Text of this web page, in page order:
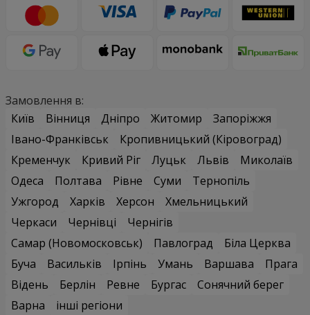
Замовлення в:
Київ
Вінниця Дніпро Житомир
Запоріжжя
Івано-Франківськ
Кропивницький (Кіровоград)
Кременчук
Кривий Ріг Луцьк Львів
Миколаїв
Одеса
Полтава Рівне Суми
Тернопіль
Ужгород
Харків Херсон
Хмельницький
Черкаси
Чернівці
Чернігів
Самар (Новомосковськ)
Павлоград
Біла Церква
Буча
Васильків Ірпінь Умань Варшава
Прага
Відень
Берлін Ревне Бургас
Сонячний берег
Варна
інші регіони